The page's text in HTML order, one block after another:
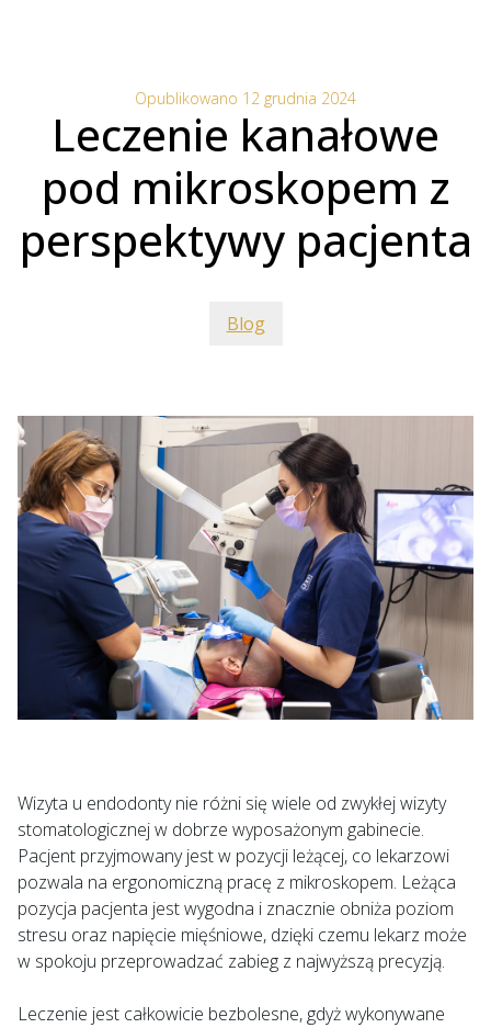
Opublikowano 12 grudnia 2024
Leczenie kanałowe
pod mikroskopem z
perspektywy pacjenta
Blog
Wizyta u endodonty nie różni się wiele od zwykłej wizyty
stomatologicznej w dobrze wyposażonym gabinecie.
Pacjent przyjmowany jest w pozycji leżącej, co lekarzowi
pozwala na ergonomiczną pracę z mikroskopem. Leżąca
pozycja pacjenta jest wygodna i znacznie obniża poziom
stresu oraz napięcie mięśniowe, dzięki czemu lekarz może
w spokoju przeprowadzać zabieg z najwyższą precyzją.
Leczenie jest całkowicie bezbolesne, gdyż wykonywane